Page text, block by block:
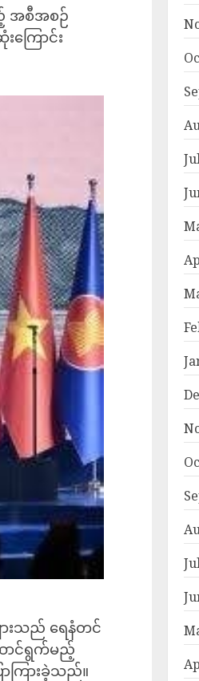
အစီအစဉ်
ြောင်း
ားသည် ရေနံတင်
ာင်ရွက်မည့်
ာကြားခဲ့သည်။